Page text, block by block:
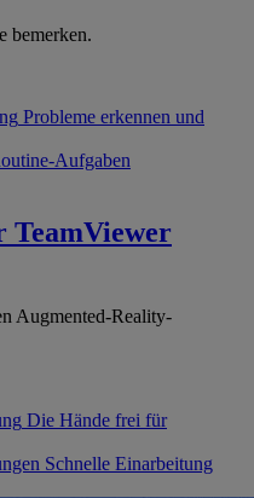
bemerken.
Probleme erkennen und
Aufgaben
TeamViewer
Augmented-Reality-
Die Hände frei für
Schnelle Einarbeitung